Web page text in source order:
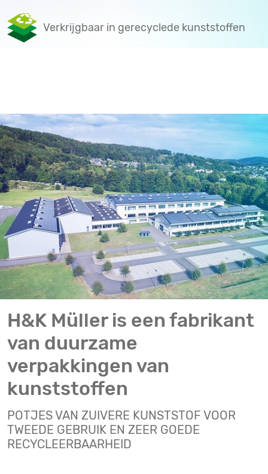
Verkrijgbaar in gerecyclede kunststoffen
H&K Müller is een fabrikant
van duurzame
verpakkingen van
kunststoffen
POTJES VAN ZUIVERE KUNSTSTOF VOOR
TWEEDE GEBRUIK EN ZEER GOEDE
RECYCLEERBAARHEID